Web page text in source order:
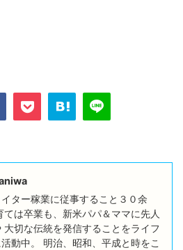
ター稼業に従事すること３０余
ては卒業も、新米パパ＆ママに先人
大切な伝統を発信することをライフ
動中。 明治、昭和、平成と時をこ